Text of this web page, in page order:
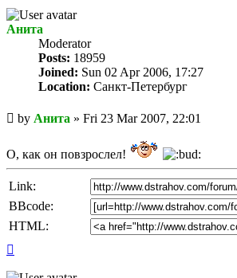
Анита
Мoderator
Posts: 18959
Joined: Sun 02 Apr 2006, 17:27
Location: Санкт-Петербург
Unread
post
by Анита » Fri 23 Mar 2007, 22:01
О, как он повзрослел!
Link:
BBcode:
HTML: